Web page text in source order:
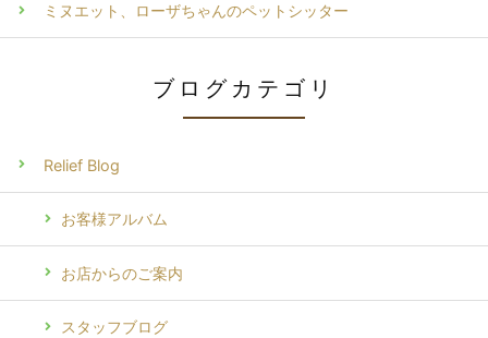
ミヌエット、ローザちゃんのペットシッター
ブログカテゴリ
Relief Blog
お客様アルバム
お店からのご案内
スタッフブログ